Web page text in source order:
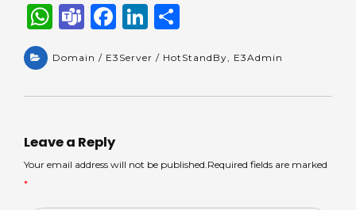
W
a
ts
p
p
T
a
m
F
c
e
o
Li
k
e
ar
e
Domain / E3Server / HotStandBy, E3Admin
Leave a Reply
Your email address will not be published.Required fields are marked
*